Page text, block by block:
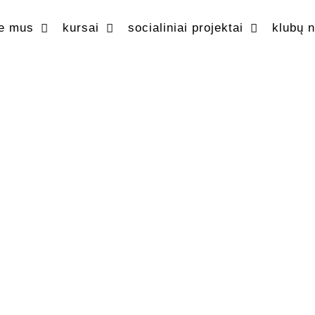
mus kursai socialiniai projektai klubų